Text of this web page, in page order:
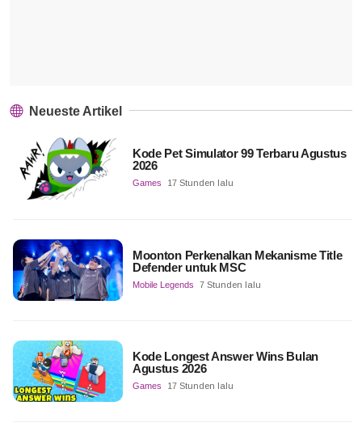
Neueste Artikel
Kode Pet Simulator 99 Terbaru Agustus
2026
Games 17 Stunden lalu
Moonton Perkenalkan Mekanisme Title
Defender untuk MSC
Mobile Legends 7 Stunden lalu
Kode Longest Answer Wins Bulan
Agustus 2026
Games 17 Stunden lalu